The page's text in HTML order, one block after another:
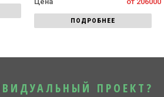
ПОДРОБНЕЕ
ПРОЕКТ?